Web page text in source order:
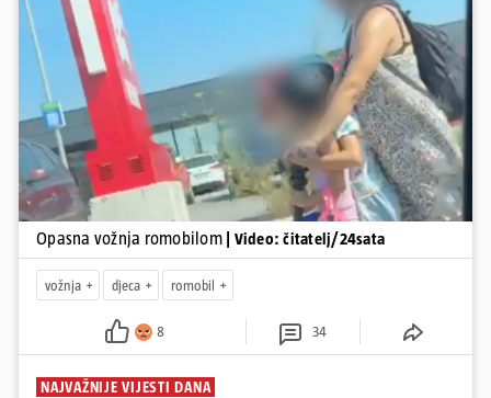
Pokretanje videa...
Opasna vožnja romobilom | Video: čitatelj/24sata
vožnja djeca romobil
8 34
NAJVAŽNIJE VIJESTI DANA